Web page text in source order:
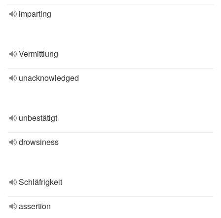
imparting
Vermittlung
unacknowledged
unbestätigt
drowsiness
Schläfrigkeit
assertion